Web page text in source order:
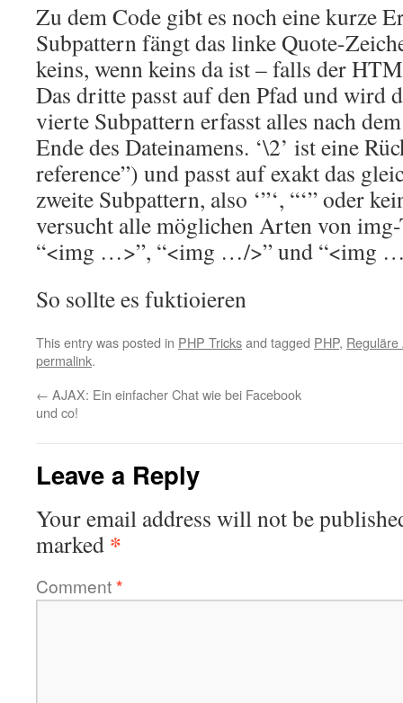
Zu dem Code gibt es noch eine kurze
Subpattern fängt das linke Quote-
keins, wenn keins da ist – falls der
Das dritte passt auf den Pfad und wird
vierte Subpattern erfasst alles nach
Ende des Dateinamens. ‘\2’ ist eine
reference”) und passt auf exakt das
zweite Subpattern, also ‘”‘, “‘” oder
versucht alle möglichen Arten von img-
“<img …>”, “<img …/>” und “<img
So sollte es fuktioieren
This entry was posted in PHP Tricksand tagged PHP,
permalink.
← AJAX: Ein einfacher Chat wie bei Facebook
und co!
Leave a Reply
Your email address will not be
marked *
Comment*